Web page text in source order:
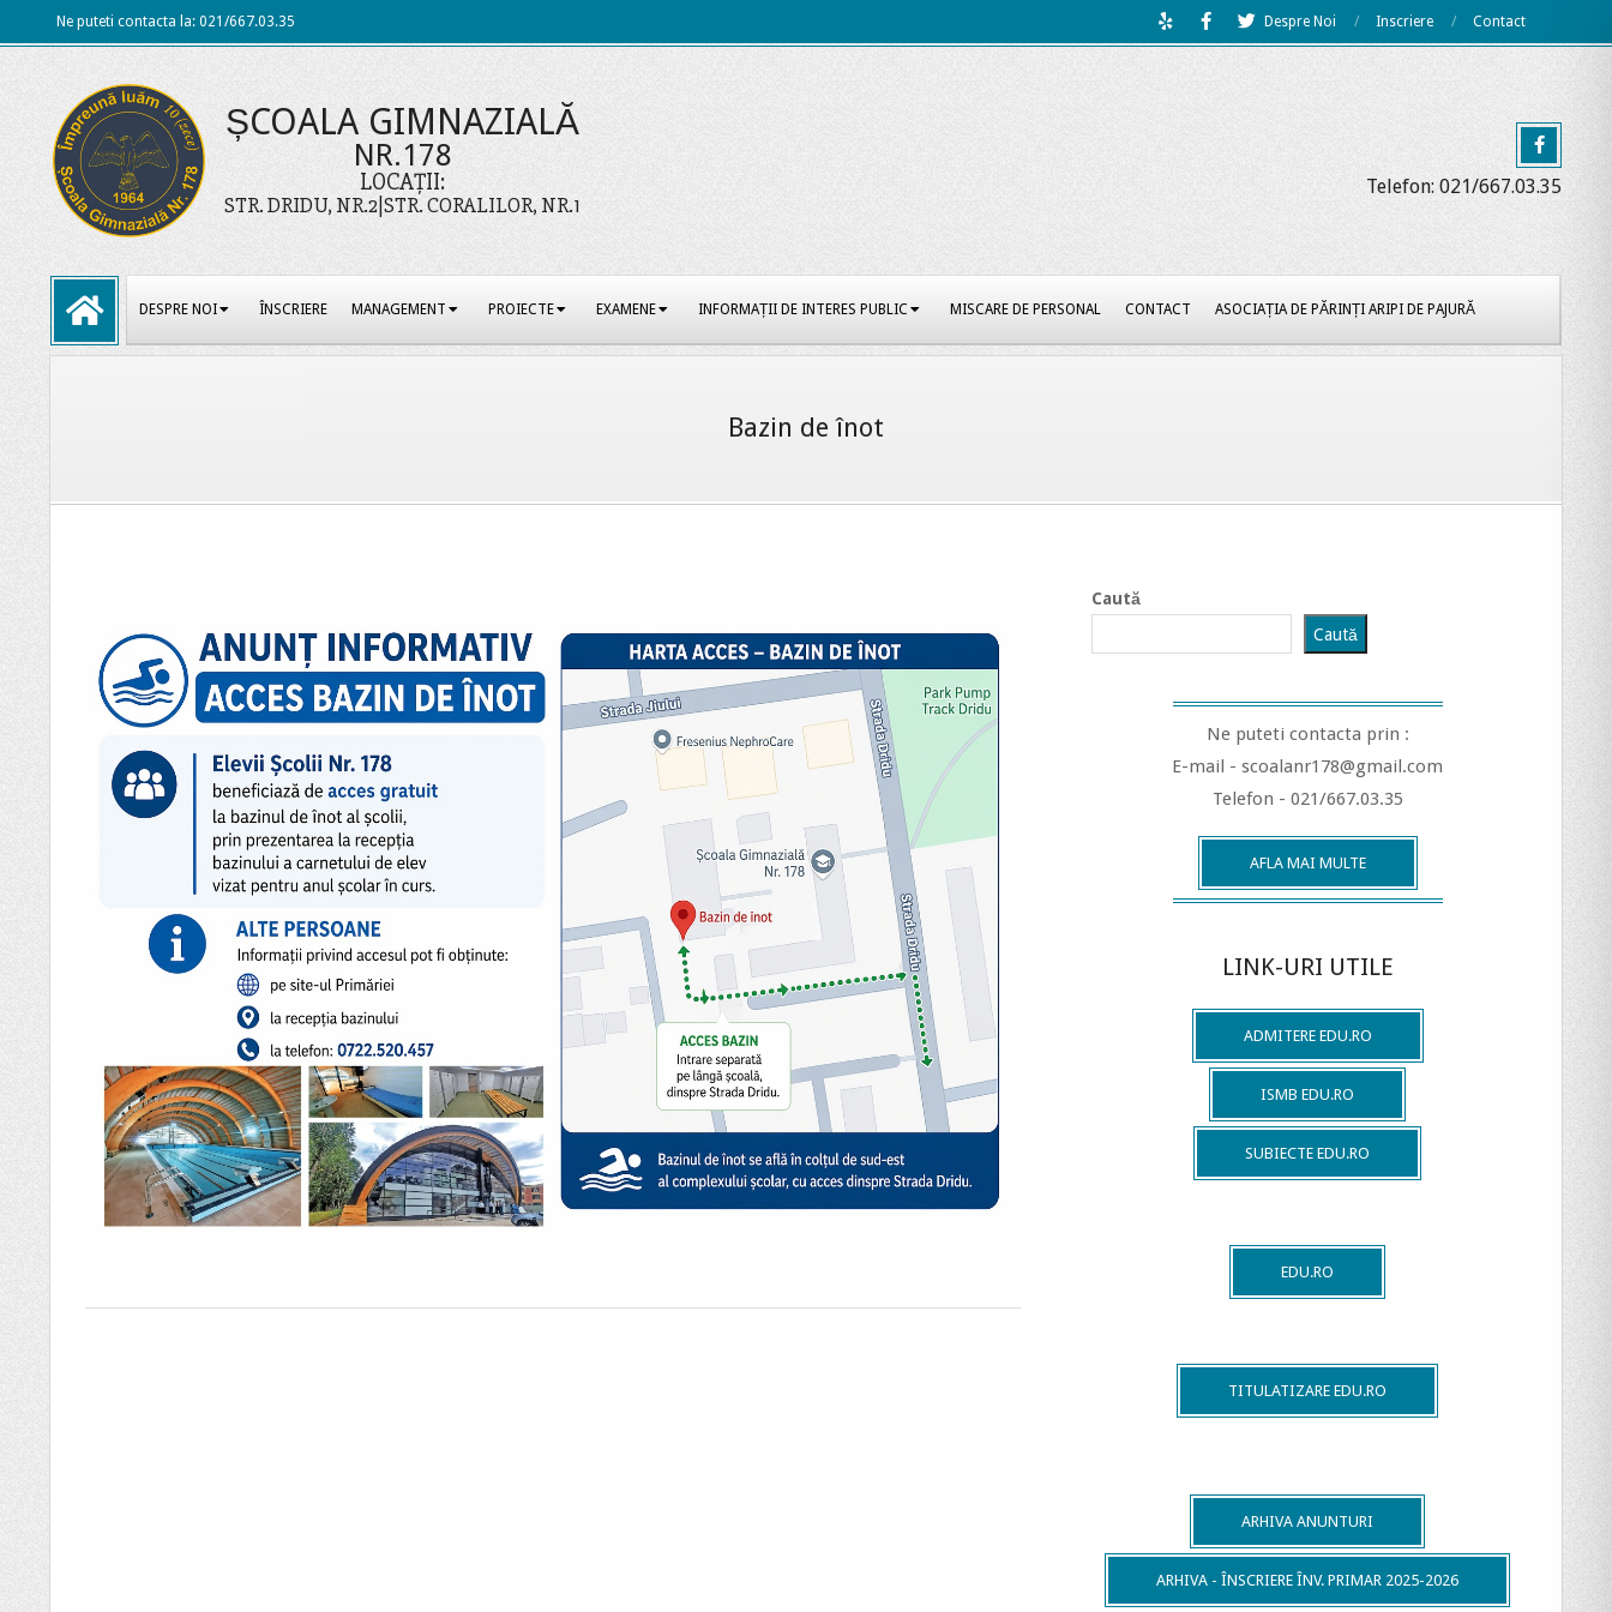
to
Ne puteti contacta la: 021/667.03.35 Despre Noi Inscriere Contact
ȘCOALA GIMNAZIALĂ
NR.178
LOCAȚII:
STR. DRIDU, NR.2|STR. CORALILOR, NR.1
Telefon: 021/667.03.35
Navigation
Menu
DESPRE NOI ÎNSCRIERE MANAGEMENT PROIECTE EXAMENE INFORMAȚII DE INTERES PUBLIC MISCARE DE PERSONAL CONTACT ASOCIAȚIA DE PĂRINȚI ARIPI DE PAJURĂ
Bazin de înot
Caută
Caută
Ne puteti contacta prin :
E-mail - scoalanr178@gmail.com
Telefon - 021/667.03.35
AFLA MAI MULTE
LINK-URI UTILE
ADMITERE EDU.RO
ISMB EDU.RO
SUBIECTE EDU.RO
EDU.RO
TITULATIZARE EDU.RO
ARHIVA ANUNTURI
ARHIVA - ÎNSCRIERE ÎNV. PRIMAR 2025-2026